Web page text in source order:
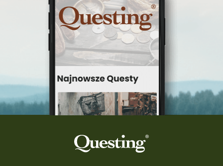
questinggryterenowe
Questing Świętokrzyskie
questing śląskie
Quest Szlak Przygody
przygoda
nowy quest
najlepsze questy
wycieczki
turystyka przygodowa
Szlak Przygody
szkolenie
szkło
scieżka questingowa
questy w Polsce
questujznami
QUESTOMANIA
questing.pl